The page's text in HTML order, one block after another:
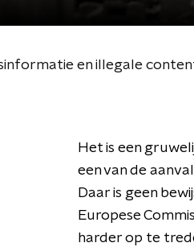
en illegale
Het is een
een van de
Daar is geen
Europese
harder op te